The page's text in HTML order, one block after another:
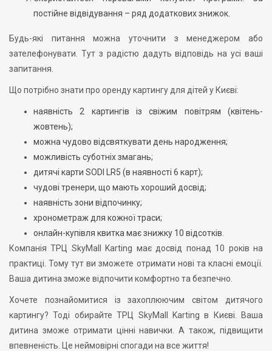
постійне відвідування – ряд додаткових знижок.
Будь-які питання можна уточнити з менеджером або
зателефонувати. Тут з радістю дадуть відповідь на усі ваші
запитання.
Що потрібно знати про оренду картингу для дітей у Києві:
наявність 2 картингів із свіжим повітрям (квітень-
жовтень);
можна чудово відсвяткувати день народження;
можливість суботніх змагань;
дитячі карти SODI LR5 (в наявності 6 карт);
чудові тренери, що мають хороший досвід;
наявність зони відпочинку;
хронометраж для кожної траси;
онлайн-купівля квитка має знижку 10 відсотків.
Компанія ТРЦ SkyMall Karting має досвід понад 10 років на
практиці. Тому тут ви зможете отримати нові та класні емоції.
Ваша дитина зможе відпочити комфортно та безпечно.
Хочете познайомитися із захоплюючим світом дитячого
картингу? Тоді обирайте ТРЦ SkyMall Karting в Києві. Ваша
дитина зможе отримати цінні навички. А також, підвищити
впевненість. Це неймовірні спогади на все життя!